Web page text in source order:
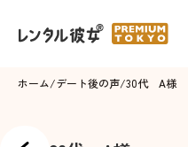
ホーム/デート後の声/30代 A様